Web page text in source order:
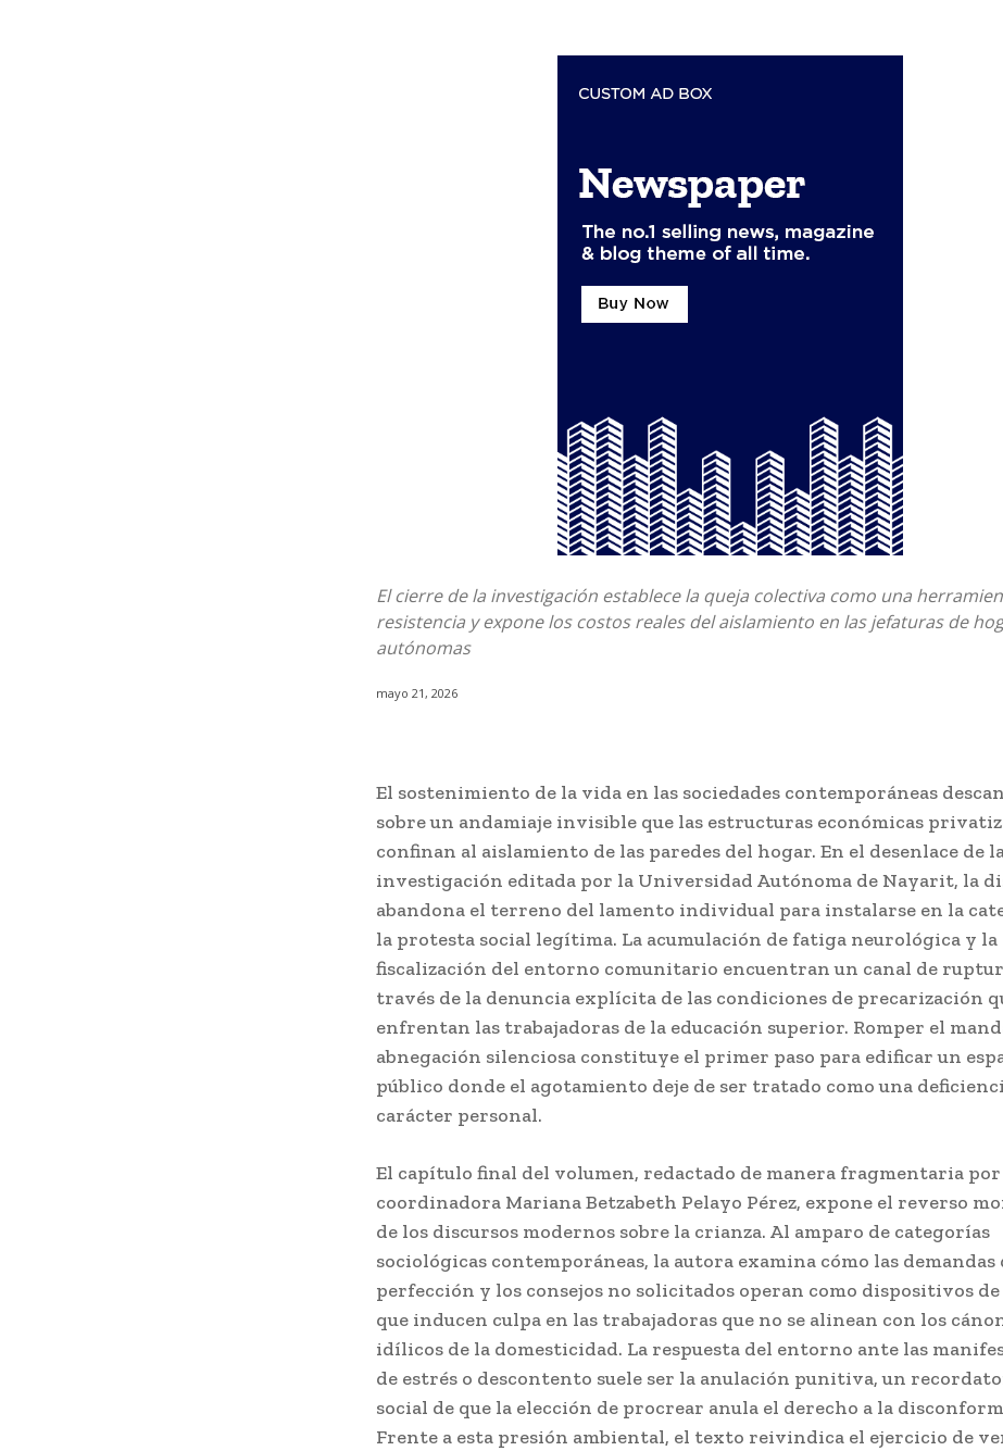
El cierre de la investigación establece la queja colectiva como una
resistencia y expone los costos reales del aislamiento en las jefaturas de
autónomas
mayo 21, 2026
El sostenimiento de la vida en las sociedades contemporáneas
sobre un andamiaje invisible que las estructuras económicas
confinan al aislamiento de las paredes del hogar. En el desenlace de
investigación editada por la Universidad Autónoma de Nayarit, la
abandona el terreno del lamento individual para instalarse en la
la protesta social legítima. La acumulación de fatiga neurológica y la
fiscalización del entorno comunitario encuentran un canal de
través de la denuncia explícita de las condiciones de precarización
enfrentan las trabajadoras de la educación superior. Romper el
abnegación silenciosa constituye el primer paso para edificar un
público donde el agotamiento deje de ser tratado como una
carácter personal.
El capítulo final del volumen, redactado de manera fragmentaria
coordinadora Mariana Betzabeth Pelayo Pérez, expone el reverso
de los discursos modernos sobre la crianza. Al amparo de categorías
sociológicas contemporáneas, la autora examina cómo las demandas
perfección y los consejos no solicitados operan como dispositivos
que inducen culpa en las trabajadoras que no se alinean con los
idílicos de la domesticidad. La respuesta del entorno ante las
de estrés o descontento suele ser la anulación punitiva, un
social de que la elección de procrear anula el derecho a la
Frente a esta presión ambiental, el texto reivindica el ejercicio de